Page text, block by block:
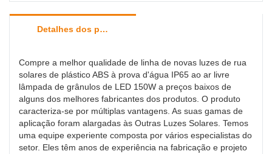
Detalhes dos produtos
Compre a melhor qualidade de linha de novas luzes de rua
solares de plástico ABS à prova d'água IP65 ao ar livre
lâmpada de grânulos de LED 150W a preços baixos de
alguns dos melhores fabricantes dos produtos. O produto
caracteriza-se por múltiplas vantagens. As suas gamas de
aplicação foram alargadas às Outras Luzes Solares. Temos
uma equipe experiente composta por vários especialistas do
setor. Eles têm anos de experiência na fabricação e projeto